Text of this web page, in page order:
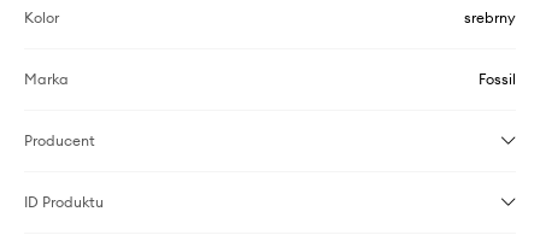
Kolor srebrny
Marka Fossil
Producent
ID Produktu